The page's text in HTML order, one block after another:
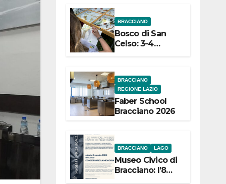
dell’Etruria
Meridionale
BRACCIANO
Bosco di San
Celso: 3-4
settembre
Festival “Storie
in cielo e in
terra”
BRACCIANO
REGIONE LAZIO
Faber School
Bracciano 2026
BRACCIANO LAGO
Museo Civico di
Bracciano: l’8